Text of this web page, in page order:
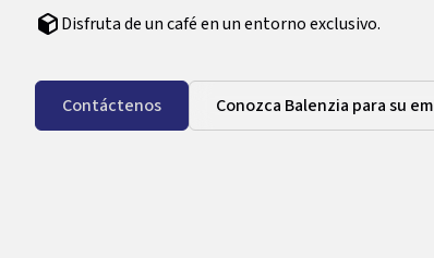
Disfruta de un café en un entorno exclusivo.
Contáctenos Conozca Balenzia para su